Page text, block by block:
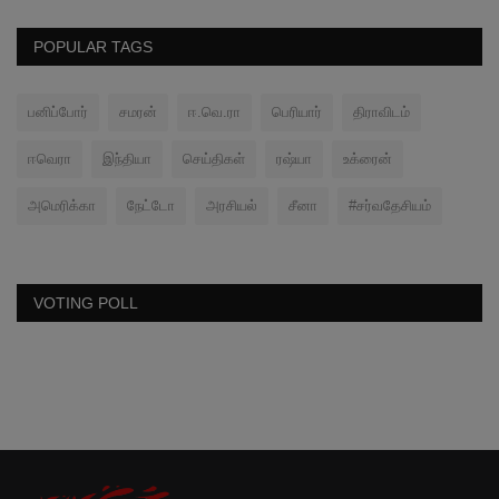
POPULAR TAGS
பனிப்போர் சமரன் ஈ.வெ.ரா பெரியார் திராவிடம்
ஈவெரா இந்தியா செய்திகள் ரஷ்யா உக்ரைன்
அமெரிக்கா நேட்டோ அரசியல் சீனா #சர்வதேசியம்
VOTING POLL